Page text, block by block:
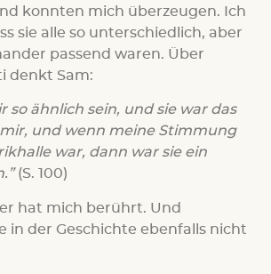
konnten mich überzeugen. Ich
sie alle so unterschiedlich, aber
passend waren. Über
denkt Sam:
so ähnlich sein, und sie war das
und wenn meine Stimmung
war, dann war sie ein
(S. 100)
hat mich berührt. Und
in der Geschichte ebenfalls nicht